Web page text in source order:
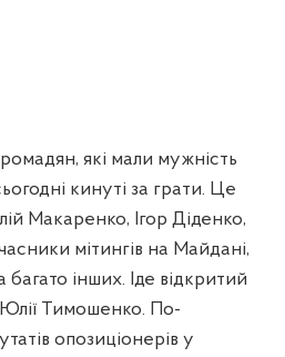
які мали мужність
кинуті за грати. Це
Макаренко, Ігор Діденко,
мітингів на Майдані,
багато інших. Іде відкритий
Тимошенко. По-
опозиціонерів у